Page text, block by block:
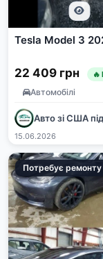
Tesla Model 3
22 409 грн 🔥
Автомобілі
Авто зі США
15.06.2026
Потребує ремонту